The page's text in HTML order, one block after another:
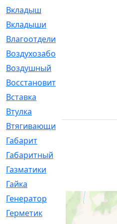
Вкладыш
Вкладыши
Влагоотделитель
Воздухозаборник
Воздушный
Восстановительный
Вставка
Втулка
Втягивающий
Габарит
Габаритный
Газматики
Гайка
Генератор
[148]
Герметик
[15]